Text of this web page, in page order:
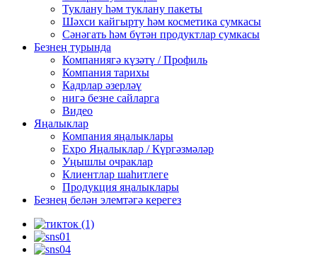
Туклану һәм туклану пакеты
Шәхси кайгырту һәм косметика сумкасы
Сәнәгать һәм бүтән продуктлар сумкасы
Безнең турында
Компаниягә күзәтү / Профиль
Компания тарихы
Кадрлар әзерләү
нигә безне сайларга
Видео
Яңалыклар
Компания яңалыклары
Expo Яңалыклар / Күргәзмәләр
Уңышлы очраклар
Клиентлар шаһитлеге
Продукция яңалыклары
Безнең белән элемтәгә керегез